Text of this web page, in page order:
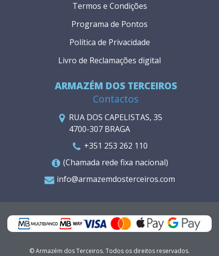
ARMAZÉM DOS TERCEIROS
Contactos
RUA DOS CAPELISTAS, 35
4700-307 BRAGA
+351 253 262 110
(Chamada rede fixa nacional)
info@armazemdosterceiros.com
Termos e Condições
Programa de Pontos
Política de Privacidade
Livro de Reclamações digital
© Armazém dos Terceiros. Todos os direitos reservados.